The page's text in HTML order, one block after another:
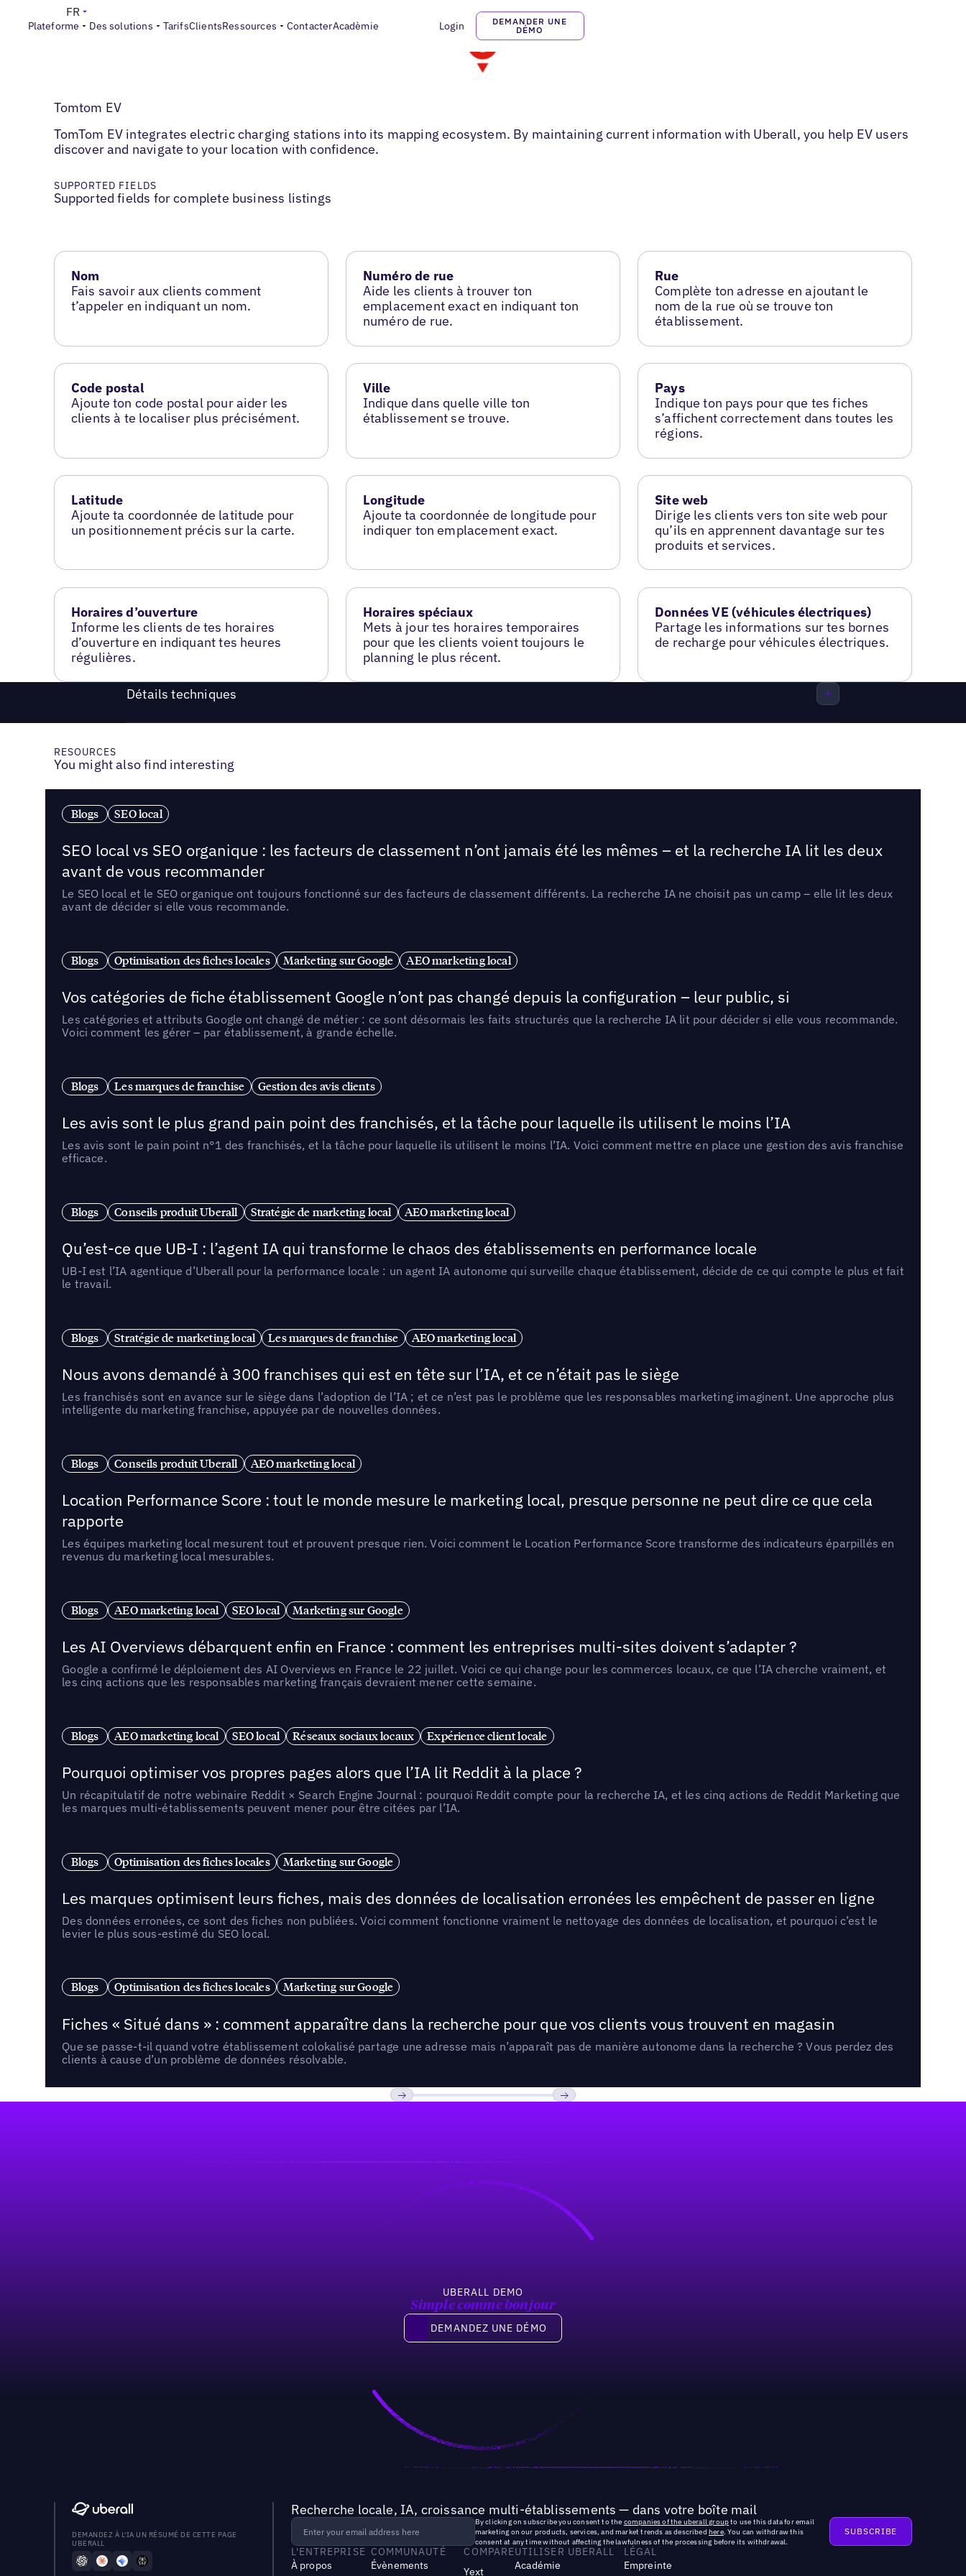
Plateforme Des solutions TarifsClientsRessources ContacterAcadèmie Login
DEMANDER UNE
DÉMO
FR
Tomtom EV
TomTom EV integrates electric charging stations into its mapping ecosystem. By maintaining current information with Uberall, you help EV users
discover and navigate to your location with confidence.
SUPPORTED FIELDS
Supported fields for complete business listings
Nom
Fais savoir aux clients comment
t’appeler en indiquant un nom.
Numéro de rue
Aide les clients à trouver ton
emplacement exact en indiquant ton
numéro de rue.
Rue
Complète ton adresse en ajoutant le
nom de la rue où se trouve ton
établissement.
Code postal
Ajoute ton code postal pour aider les
clients à te localiser plus précisément.
Ville
Indique dans quelle ville ton
établissement se trouve.
Pays
Indique ton pays pour que tes fiches
s’affichent correctement dans toutes les
régions.
Latitude
Ajoute ta coordonnée de latitude pour
un positionnement précis sur la carte.
Longitude
Ajoute ta coordonnée de longitude pour
indiquer ton emplacement exact.
Site web
Dirige les clients vers ton site web pour
qu’ils en apprennent davantage sur tes
produits et services.
Horaires d’ouverture
Informe les clients de tes horaires
d’ouverture en indiquant tes heures
régulières.
Horaires spéciaux
Mets à jour tes horaires temporaires
pour que les clients voient toujours le
planning le plus récent.
Données VE (véhicules électriques)
Partage les informations sur tes bornes
de recharge pour véhicules électriques.
Détails techniques
RESOURCES
You might also find interesting
Blogs SEO local
SEO local vs SEO organique : les facteurs de classement n’ont jamais été les mêmes – et la recherche IA lit les deux
avant de vous recommander
Le SEO local et le SEO organique ont toujours fonctionné sur des facteurs de classement différents. La recherche IA ne choisit pas un camp – elle lit les deux
avant de décider si elle vous recommande.
Blogs Optimisation des fiches locales Marketing sur Google AEO marketing local
Vos catégories de fiche établissement Google n’ont pas changé depuis la configuration – leur public, si
Les catégories et attributs Google ont changé de métier : ce sont désormais les faits structurés que la recherche IA lit pour décider si elle vous recommande.
Voici comment les gérer – par établissement, à grande échelle.
Blogs Les marques de franchise Gestion des avis clients
Les avis sont le plus grand pain point des franchisés, et la tâche pour laquelle ils utilisent le moins l’IA
Les avis sont le pain point n°1 des franchisés, et la tâche pour laquelle ils utilisent le moins l’IA. Voici comment mettre en place une gestion des avis franchise
efficace.
Blogs Conseils produit Uberall Stratégie de marketing local AEO marketing local
Qu’est-ce que UB-I : l’agent IA qui transforme le chaos des établissements en performance locale
UB-I est l’IA agentique d’Uberall pour la performance locale : un agent IA autonome qui surveille chaque établissement, décide de ce qui compte le plus et fait
le travail.
Blogs Stratégie de marketing local Les marques de franchise AEO marketing local
Nous avons demandé à 300 franchises qui est en tête sur l’IA, et ce n’était pas le siège
Les franchisés sont en avance sur le siège dans l’adoption de l’IA ; et ce n’est pas le problème que les responsables marketing imaginent. Une approche plus
intelligente du marketing franchise, appuyée par de nouvelles données.
Blogs Conseils produit Uberall AEO marketing local
Location Performance Score : tout le monde mesure le marketing local, presque personne ne peut dire ce que cela
rapporte
Les équipes marketing local mesurent tout et prouvent presque rien. Voici comment le Location Performance Score transforme des indicateurs éparpillés en
revenus du marketing local mesurables.
Blogs AEO marketing local SEO local Marketing sur Google
Les AI Overviews débarquent enfin en France : comment les entreprises multi-sites doivent s’adapter ?
Google a confirmé le déploiement des AI Overviews en France le 22 juillet. Voici ce qui change pour les commerces locaux, ce que l’IA cherche vraiment, et
les cinq actions que les responsables marketing français devraient mener cette semaine.
Blogs AEO marketing local SEO local Réseaux sociaux locaux Expérience client locale
Pourquoi optimiser vos propres pages alors que l’IA lit Reddit à la place ?
Un récapitulatif de notre webinaire Reddit × Search Engine Journal : pourquoi Reddit compte pour la recherche IA, et les cinq actions de Reddit Marketing que
les marques multi-établissements peuvent mener pour être citées par l’IA.
Blogs Optimisation des fiches locales Marketing sur Google
Les marques optimisent leurs fiches, mais des données de localisation erronées les empêchent de passer en ligne
Des données erronées, ce sont des fiches non publiées. Voici comment fonctionne vraiment le nettoyage des données de localisation, et pourquoi c’est le
levier le plus sous-estimé du SEO local.
Blogs Optimisation des fiches locales Marketing sur Google
Fiches « Situé dans » : comment apparaître dans la recherche pour que vos clients vous trouvent en magasin
Que se passe-t-il quand votre établissement colokalisé partage une adresse mais n’apparaît pas de manière autonome dans la recherche ? Vous perdez des
clients à cause d’un problème de données résolvable.
UBERALL DEMO
Simple comme bonjour
Demandez une démo
DEMANDEZ UNE DÉMO
DEMANDEZ À L'IA UN RÉSUMÉ DE CETTE PAGE
UBERALL
Recherche locale, IA, croissance multi-établissements — dans votre boîte mail
By clicking on subscribe you consent to the companies of the uberall groupto use this data for email
marketing on our products, services, and market trends as described here. You can withdraw this
consent at any time without affecting the lawfulness of the processing before its withdrawal.
L'ENTREPRISE
À propos
COMMUNAUTÉ
Évènements
COMPARE
Yext
UTILISER UBERALL
Académie
LÉGAL
Empreinte